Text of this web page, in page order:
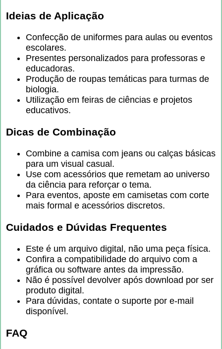
Ideias de Aplicação
Confecção de uniformes para aulas ou eventos
escolares.
Presentes personalizados para professoras e
educadoras.
Produção de roupas temáticas para turmas de
biologia.
Utilização em feiras de ciências e projetos
educativos.
Dicas de Combinação
Combine a camisa com jeans ou calças básicas
para um visual casual.
Use com acessórios que remetam ao universo
da ciência para reforçar o tema.
Para eventos, aposte em camisetas com corte
mais formal e acessórios discretos.
Cuidados e Dúvidas Frequentes
Este é um arquivo digital, não uma peça física.
Confira a compatibilidade do arquivo com a
gráfica ou software antes da impressão.
Não é possível devolver após download por ser
produto digital.
Para dúvidas, contate o suporte por e-mail
disponível.
FAQ